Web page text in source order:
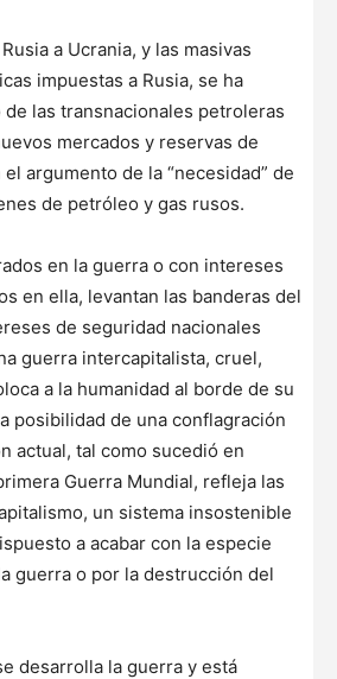
a Ucrania, y las masivas
impuestas a Rusia, se ha
las transnacionales petroleras
mercados y reservas de
argumento de la “necesidad” de
de petróleo y gas rusos.
en la guerra o con intereses
en ella, levantan las banderas del
de seguridad nacionales
guerra intercapitalista, cruel,
a la humanidad al borde de su
posibilidad de una conflagración
actual, tal como sucedió en
Guerra Mundial, refleja las
un sistema insostenible
a acabar con la especie
guerra o por la destrucción del
desarrolla la guerra y está